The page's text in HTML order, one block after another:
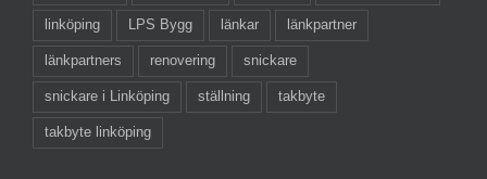
linköping LPS Bygg länkar länkpartner
länkpartners renovering snickare
snickare i Linköping ställning takbyte
takbyte linköping